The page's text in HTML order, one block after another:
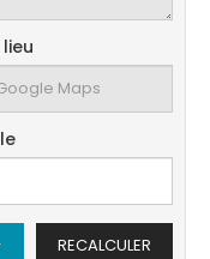
RECALCULER